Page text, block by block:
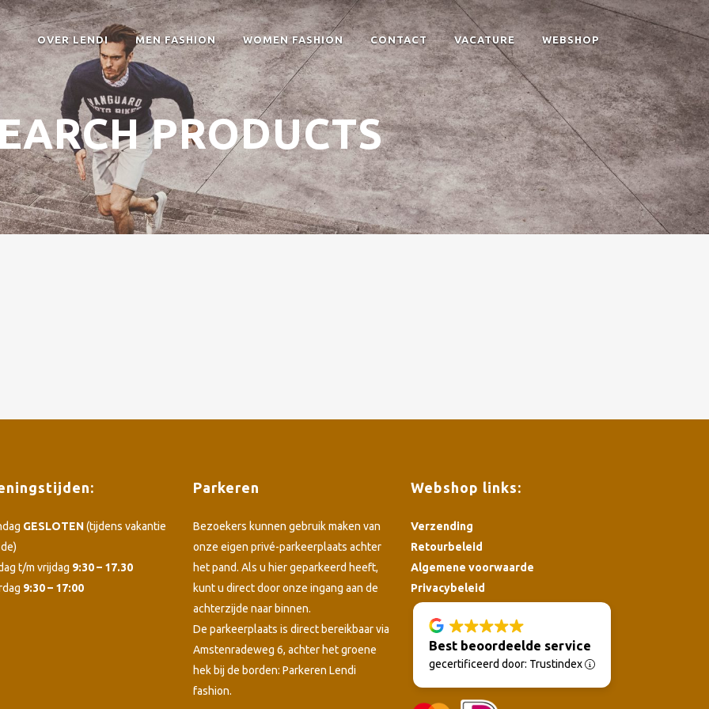
OVER LENDI MEN FASHION WOMEN FASHION CONTACT VACATURE WEBSHOP
PRODUCTS
GESLOTEN(tijdens vakantie
t/m vrijdag 9:30 – 17.30
9:30 – 17:00
Parkeren
Bezoekers kunnen gebruik maken van
onze eigen privé-parkeerplaats achter
het pand. Als u hier geparkeerd heeft,
kunt u direct door onze ingang aan de
achterzijde naar binnen.
De parkeerplaats is direct bereikbaar via
Amstenradeweg 6, achter het groene
hek bij de borden: Parkeren Lendi
fashion.
Webshop links:
Verzending
Retourbeleid
Algemene voorwaarde
Privacybeleid
Best beoordeelde service
gecertificeerd door: Trustindex